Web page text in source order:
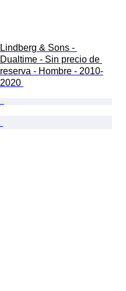
Lindberg & Sons -
Dualtime - Sin precio de
reserva - Hombre - 2010-
2020